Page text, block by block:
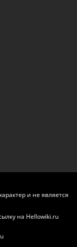
и не является
на Hellowiki.ru